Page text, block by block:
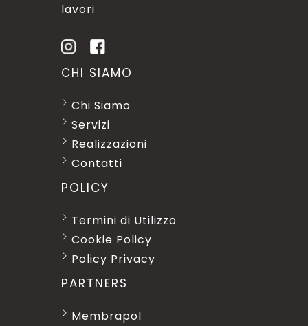
lavori
CHI SIAMO
Chi Siamo
Servizi
Realizzazioni
Contatti
POLICY
Termini di Utilizzo
Cookie Policy
Policy Privacy
PARTNERS
Membrapol